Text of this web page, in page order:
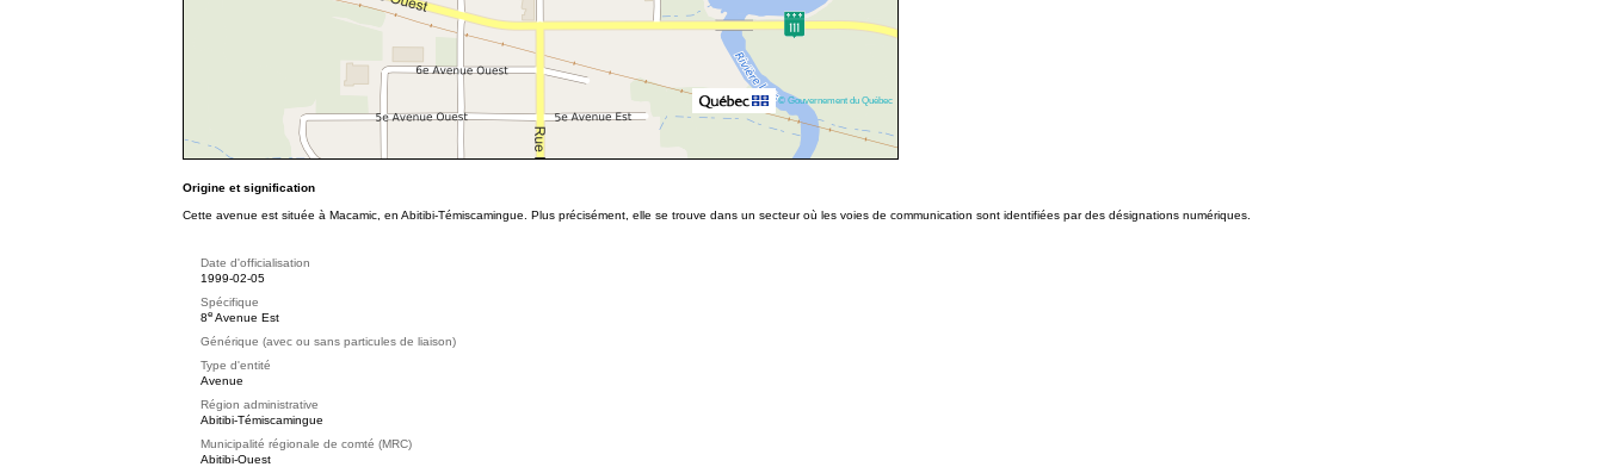
© Gouvernement du Québec
Origine et signification
Cette avenue est située à Macamic, en Abitibi-Témiscamingue. Plus précisément, elle se trouve dans un secteur où les voies de communication sont identifiées par des désignations numériques.
Date d'officialisation
1999-02-05
Spécifique
8e Avenue Est
Générique (avec ou sans particules de liaison)
Type d'entité
Avenue
Région administrative
Abitibi-Témiscamingue
Municipalité régionale de comté (MRC)
Abitibi-Ouest